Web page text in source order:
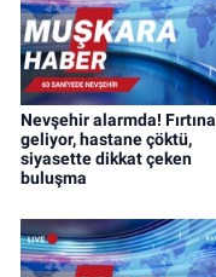
Nevşehir alarmda! Fırtına
geliyor, hastane çöktü,
siyasette dikkat çeken
buluşma